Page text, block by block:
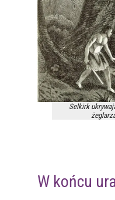
Selkirk
W końcu